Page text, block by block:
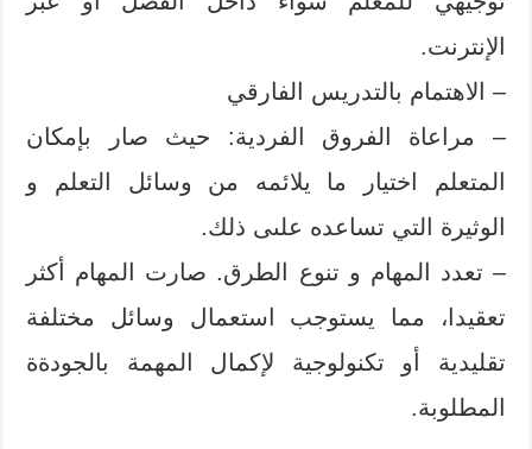
الإنترنت.
– الاهتمام بالتدريس الفارقي
– مراعاة الفروق الفردية: حيث صار بإمكان
المتعلم اختيار ما يلائمه من وسائل التعلم و
الوثيرة التي تساعده علىى ذلك.
– تعدد المهام و تنوع الطرق. صارت المهام أكثر
تعقيدا، مما يستوجب استعمال وسائل مختلفة
تقليدية أو تكنولوجية لإكمال المهمة بالجودةة
المطلوبة.